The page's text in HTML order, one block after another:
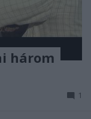
három
1